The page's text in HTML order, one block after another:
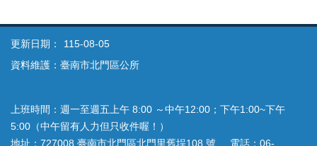
更新日期：
115-08-05
資料維護：臺南市北門區公所
上班時間：週一至週五上午 8:00 ～中午12:00；下午1:00~下午
5:00（中午留有人力但只收件喔！）
地址：727008 臺南市北門區北門里舊埕108 號 電話：06-